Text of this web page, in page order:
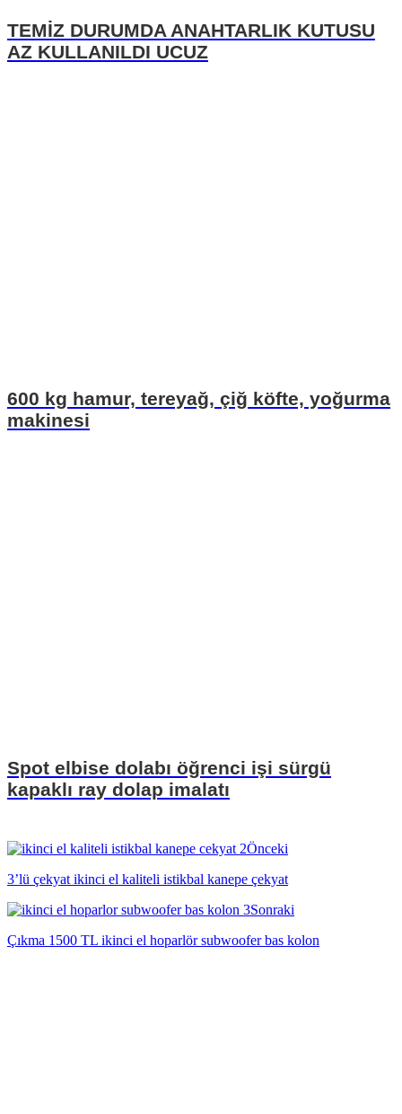
TEMİZ DURUMDA ANAHTARLIK KUTUSU
AZ KULLANILDI UCUZ
600 kg hamur, tereyağ, çiğ köfte, yoğurma
makinesi
Spot elbise dolabı öğrenci işi sürgü
kapaklı ray dolap imalatı
Önceki
3’lü çekyat ikinci el kaliteli istikbal kanepe çekyat
Sonraki
Çıkma 1500 TL ikinci el hoparlör subwoofer bas kolon